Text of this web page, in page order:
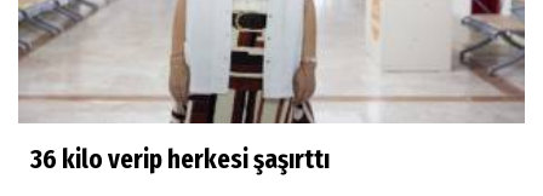
36 kilo verip herkesi şaşırttı